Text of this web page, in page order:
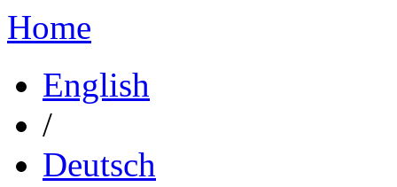
Home
English
/
Deutsch